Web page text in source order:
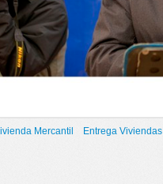
Mercantil
Entrega Viviendas